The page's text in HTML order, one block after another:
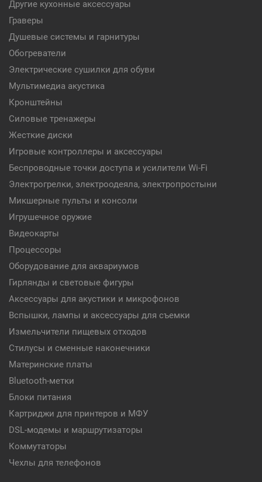
Другие кухонные аксессуары
Граверы
Душевые системы и гарнитуры
Обогреватели
Электрические сушилки для обуви
Мультимедиа акустика
Кронштейны
Силовые тренажеры
Жесткие диски
Игровые контроллеры и аксессуары
Беспроводные точки доступа и усилители Wi-Fi
Электрогрелки, электроодеяла, электропростыни
Микшерные пульты и консоли
Игрушечное оружие
Видеокарты
Процессоры
Оборудование для аквариумов
Гирлянды и световые фигуры
Аксессуары для акустики и микрофонов
Вспышки, лампы и аксессуары для съемки
Измельчители пищевых отходов
Стилусы и сменные наконечники
Материнские платы
Bluetooth-метки
Блоки питания
Картриджи для принтеров и МФУ
DSL-модемы и маршрутизаторы
Коммутаторы
Чехлы для телефонов